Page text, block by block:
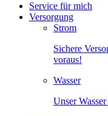
Service für mich
Versorgung
Strom
Sichere
voraus!
Wasser
Unser